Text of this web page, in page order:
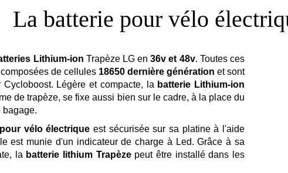
La batterie pour vélo
Lithium-ion Trapèze LG en36v et 48v. Toutes ces
de cellules18650 dernière génération et sont
Légère et compacte, la batterie Lithium-ion
de trapèze, se fixe aussi bien sur le cadre, à la place du
bagage.
vélo électrique est sécurisée sur sa platine à l'aide
est munie d'un indicateur de charge à Led. Grâce à sa
la batterie lithium Trapèzepeut être installé dans les